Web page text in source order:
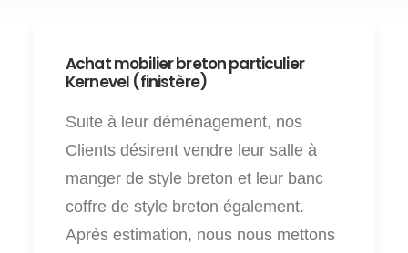
Achat mobilier breton particulier
Kernevel (finistère)
Suite à leur déménagement, nos
Clients désirent vendre leur salle à
manger de style breton et leur banc
coffre de style breton également.
Après estimation, nous nous mettons